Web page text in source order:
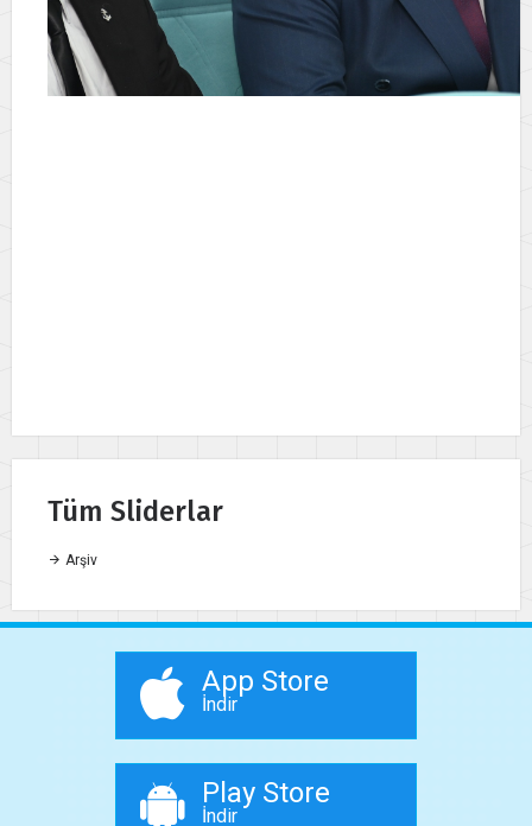
Tüm Sliderlar
Arşiv
App Store
İndir
Play Store
İndir